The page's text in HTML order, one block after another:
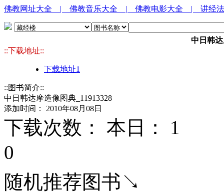
佛教网址大全 | 佛教音乐大全 | 佛教电影大全 | 讲经
中日韩达
::下载地址::
下载地址1
::图书简介::
中日韩达摩造像图典_11913328
添加时间： 2010年08月08日
下载次数： 本日： 1
0
随机推荐图书↘